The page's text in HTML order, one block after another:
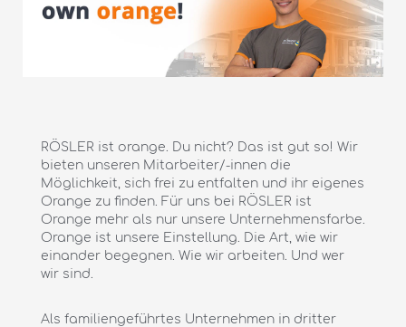
RÖSLER ist orange. Du nicht? Das ist gut so! Wir
bieten unseren Mitarbeiter/-innen die
Möglichkeit, sich frei zu entfalten und ihr eigenes
Orange zu finden. Für uns bei RÖSLER ist
Orange mehr als nur unsere Unternehmensfarbe.
Orange ist unsere Einstellung. Die Art, wie wir
einander begegnen. Wie wir arbeiten. Und wer
wir sind.
Als familiengeführtes Unternehmen in dritter